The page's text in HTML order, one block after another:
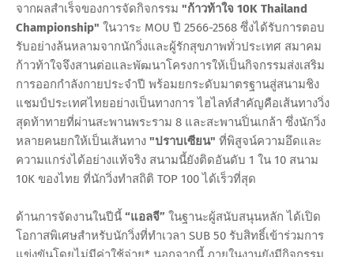
จากผลสำเร็จของการจัดกิจกรรม "ก้าวท้าใจ 10K Thailand
Championship" ในวาระ MOU ปี 2566-2568 ซึ่งได้รับการตอบ
รับอย่างล้นหลามจากนักวิ่งและผู้รักสุขภาพทั่วประเทศ สมาคม
ก้าวท้าใจจึงสานต่อและพัฒนาโครงการให้เป็นกิจกรรมส่งเสริม
การออกกำลังกายประจำปี พร้อมยกระดับมาตรฐานสู่สนามชิง
แชมป์ประเทศไทยอย่างเป็นทางการ ไฮไลท์สำคัญคือเส้นทางวิ่ง
สุดท้าทายที่ผ่านสะพานพระราม 8 และสะพานปิ่นเกล้า ซึ่งนักวิ่ง
หลายคนยกให้เป็นเส้นทาง "ปราบเซียน" ที่พิสูจน์ความอึดและ
ความแกร่งได้อย่างแท้จริง สนามนี้ยังติดอันดับ 1 ใน 10 สนาม
10K ของไทย ที่นักวิ่งทำสถิติ TOP 100 ได้เร็วที่สุด
ด้านการจัดงานในปีนี้ “แอลจี” ในฐานะผู้สนับสนุนหลัก ได้เปิด
โอกาสพิเศษสำหรับนักวิ่งที่ทำเวลา SUB 50 รับสิทธิ์เข้าร่วมการ